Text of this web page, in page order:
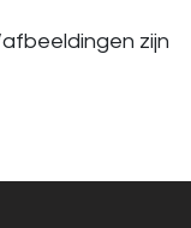
zijn